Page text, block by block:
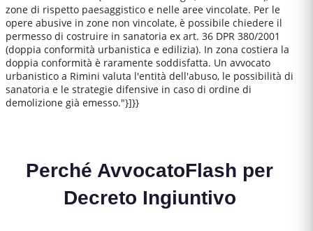
zone di rispetto paesaggistico e nelle aree vincolate. Per le
opere abusive in zone non vincolate, è possibile chiedere il
permesso di costruire in sanatoria ex art. 36 DPR 380/2001
(doppia conformità urbanistica e edilizia). In zona costiera la
doppia conformità è raramente soddisfatta. Un avvocato
urbanistico a Rimini valuta l'entità dell'abuso, le possibilità di
sanatoria e le strategie difensive in caso di ordine di
demolizione già emesso."}]}}
Perché AvvocatoFlash per
Decreto Ingiuntivo